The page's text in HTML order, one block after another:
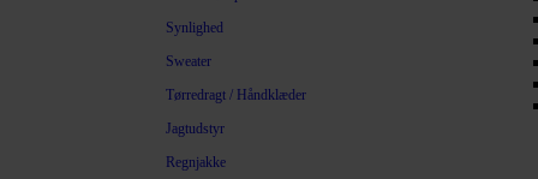
Synlighed
Sweater
Tørredragt / Håndklæder
Jagtudstyr
Regnjakke